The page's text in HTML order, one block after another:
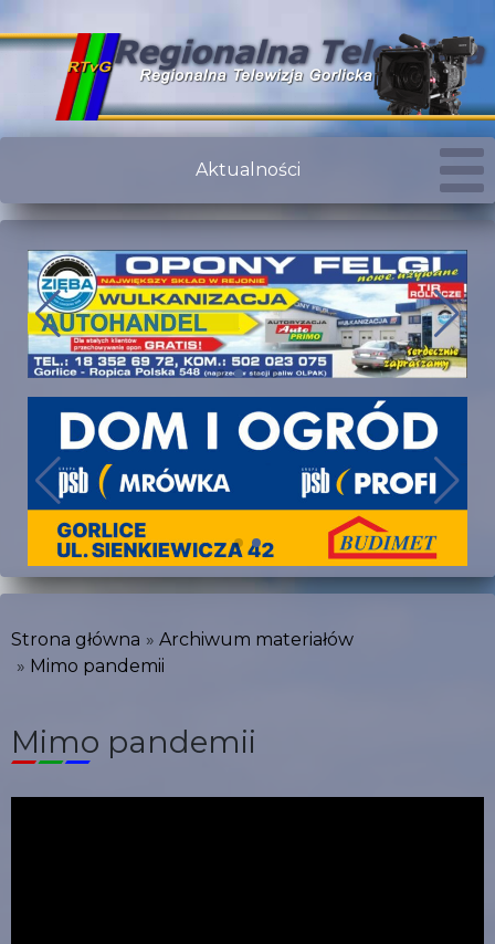
Aktualności
Strona główna
Archiwum materiałów
Mimo pandemii
Mimo pandemii